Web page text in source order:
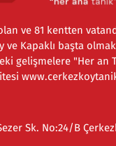
ve 81 kentten
ve Kapaklı başta
gelişmelere "Her an
Sk. No:24/B